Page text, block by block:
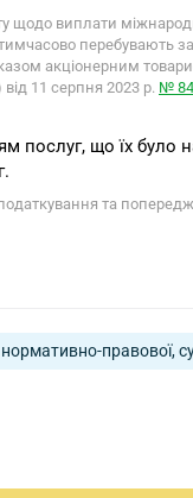
щодо виплати
перебувають
акціонерним
11 серпня 2023 р. №
послуг, що їх
та
правової,